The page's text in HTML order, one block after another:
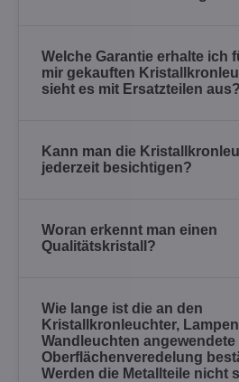
Welche Garantie erhalte ich
mir gekauften
sieht es mit Ersatzteilen aus?
Kann man die
jederzeit besichtigen?
Woran erkennt man einen
Qualitätskristall?
Wie lange ist die an den
Kristallkronleuchter,
Wandleuchten angewendete
Oberflächenveredelung
Werden die Metallteile nicht